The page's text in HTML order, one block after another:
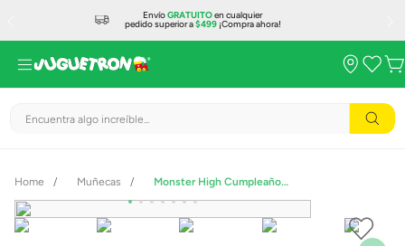
EnvíoGRATUITOen cualquier
pedido superior a$499¡Compra ahora!
Encuentra algo increíble...
Muñecas Monster High Cumpleaños Draculaura 1600 JBG78